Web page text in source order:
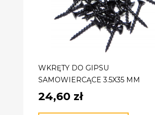
WKRĘTY DO GIPSU
SAMOWIERCĄCE 3.5X35 MM
24,60 zł